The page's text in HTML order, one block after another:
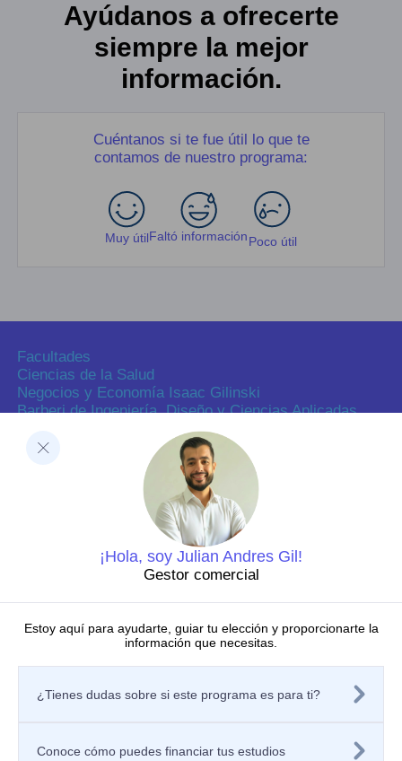
Ayúdanos a ofrecerte
siempre la mejor
información.
Cuéntanos si te fue útil lo que te
contamos de nuestro programa:
Muy útilFaltó informaciónPoco útil
¡Hola, soy Julian Andres Gil!
Gestor comercial
Estoy aquí para ayudarte, guiar tu elección y proporcionarte la
información que necesitas.
¿Tienes dudas sobre si este programa es para ti?
Conoce cómo puedes financiar tus estudios
Facultades
Ciencias de la Salud
Negocios y Economía Isaac Gilinski
Barberi de Ingeniería, Diseño y Ciencias Aplicadas
Decanatura de Innovación Educativa y Fortalecimiento
Dirección de Investigaciones
Dirección de investigaciones
Portal de investigación
Grupos y semilleros de investigación
Centros de investigación
Proyectos de investigación
Nuestras publicaciones
Laboratorios
Políticas
Política de privacidad de los sitios web
Política de Seguridad de la Información